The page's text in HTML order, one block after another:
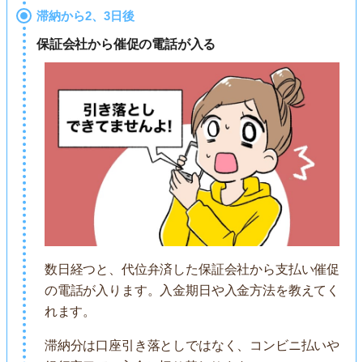
滞納から2、3日後
保証会社から催促の電話が入る
数日経つと、代位弁済した保証会社から支払い催促
の電話が入ります。入金期日や入金方法を教えてく
れます。
滞納分は口座引き落としではなく、コンビニ払いや